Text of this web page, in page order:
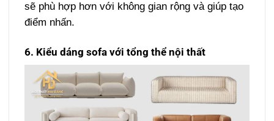
sẽ phù hợp hơn với không gian rộng và giúp tạo
điểm nhấn.
6. Kiểu dáng sofa với tổng thể nội thất